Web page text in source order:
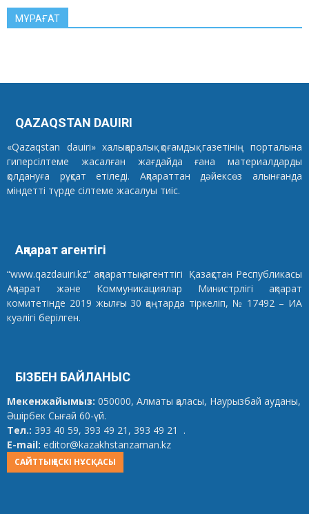
МҰРАҒАТ
QAZAQSTAN DAUIRI
«Qazaqstan dauiri» халықаралық қоғамдық газетінің порталына
гиперсілтеме жасалған жағдайда ғана материалдарды
қолдануға рұқсат етіледі. Ақпараттан дәйексөз алынғанда
міндетті түрде сілтеме жасалуы тиіс.
Ақпарат агентігі
“www.qazdauiri.kz” ақпараттық агенттігі Қазақстан Республикасы
Ақпарат және Коммуникациялар Министрлігі ақпарат
комитетінде 2019 жылғы 30 қаңтарда тіркеліп, № 17492 – ИА
куәлігі берілген.
БІЗБЕН БАЙЛАНЫС
Мекенжайымыз: 050000, Алматы қаласы, Наурызбай ауданы,
Әшірбек Сығай 60-үй.
Тел.: 393 40 59, 393 49 21, 393 49 21 .
E-mail: editor@kazakhstanzaman.kz
САЙТТЫҢ ЕСКІ НҰСҚАСЫ